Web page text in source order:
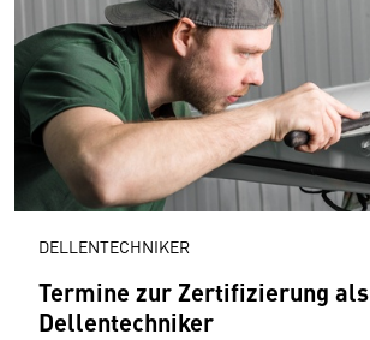
DELLENTECHNIKER
Termine zur Zertifizierung als
Dellentechniker